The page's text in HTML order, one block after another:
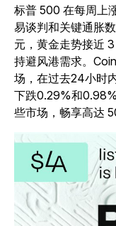
标普 500 在每周上
易谈判和关键通胀
元，黄金走势接近
持避风港需求。
场，在过去24小时
下跌0.29%和
些市场，畅享高达